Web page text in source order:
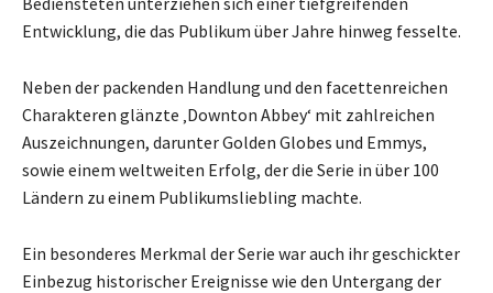
Entwicklung, die das Publikum über Jahre hinweg fesselte.
Neben der packenden Handlung und den facettenreichen
Charakteren glänzte ‚Downton Abbey‘ mit zahlreichen
Auszeichnungen, darunter Golden Globes und Emmys,
sowie einem weltweiten Erfolg, der die Serie in über 100
Ländern zu einem Publikumsliebling machte.
Ein besonderes Merkmal der Serie war auch ihr geschickter
Einbezug historischer Ereignisse wie den Untergang der